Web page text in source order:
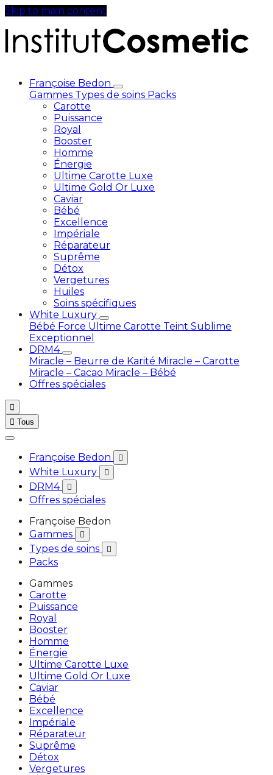
Skip to main content
Françoise Bedon
Gammes Types de soins Packs
Carotte
Puissance
Royal
Booster
Homme
Énergie
Ultime Carotte Luxe
Ultime Gold Or Luxe
Caviar
Bébé
Excellence
Impériale
Réparateur
Suprême
Détox
Vergetures
Huiles
Soins spécifiques
White Luxury
Bébé Force Ultime Carotte Teint Sublime
Exceptionnel
DRM4
Miracle – Beurre de Karité Miracle – Carotte
Miracle – Cacao Miracle – Bébé
Offres spéciales

 Tous
Françoise Bedon 
White Luxury 
DRM4 
Offres spéciales
Françoise Bedon
Gammes

Types de soins 
Packs
Gammes
Carotte
Puissance
Royal
Booster
Homme
Énergie
Ultime Carotte Luxe
Ultime Gold Or Luxe
Caviar
Bébé
Excellence
Impériale
Réparateur
Suprême
Détox
Vergetures